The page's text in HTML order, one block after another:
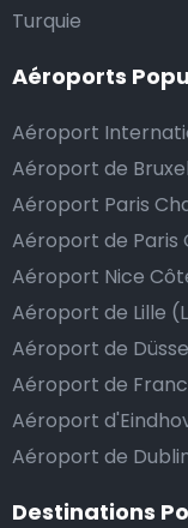
Turquie
Aéroports
Aéroport
Aéroport de
Aéroport Paris
Aéroport de Paris
Aéroport Nice
Aéroport de Lille
Aéroport de
Aéroport de
Aéroport
Aéroport de
Destinations